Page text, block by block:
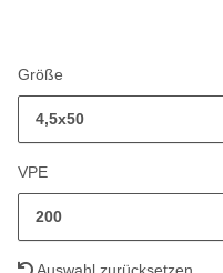
Größe
4,5x50
VPE
200